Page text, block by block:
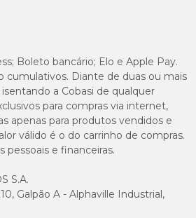
Boleto bancário; Elo e Apple Pay.
cumulativos. Diante de duas ou mais
a Cobasi de qualquer
para compras via internet,
apenas para produtos vendidos e
válido é o do carrinho de compras.
pessoais e financeiras.
S.A.
Galpão A - Alphaville Industrial,